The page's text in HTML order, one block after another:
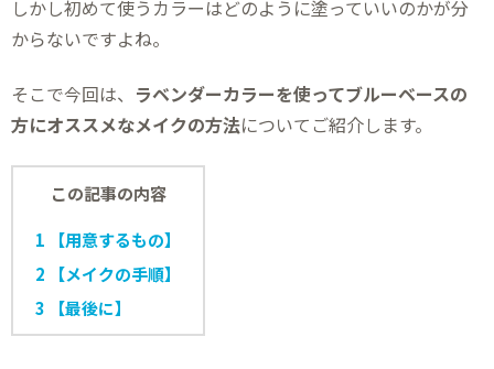
しかし初めて使うカラーはどのように塗っていいのかが分
からないですよね。
そこで今回は、 ラベンダーカラーを使ってブルーベースの
方にオススメなメイクの方法についてご紹介します。
この記事の内容
1 【用意するもの】
2 【メイクの手順】
3 【最後に】